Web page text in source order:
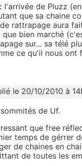
l'arrivée de Pluzz
que sa chaine
rattrapage aura
que bien marché
sur... sa télé
ce qu'il nous ont
le 20/10/2010 à
de Uf.
que free
temps de gérrer
de chaines en
de toutes les